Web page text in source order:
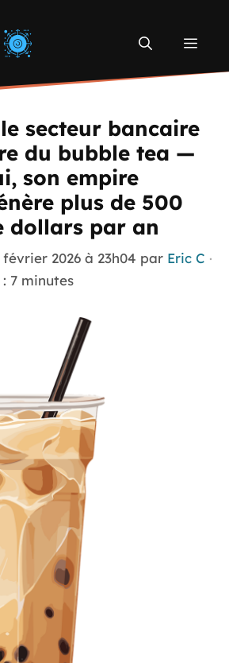
secteur bancaire
du bubble tea —
son empire
plus de 500
dollars par an
février 2026 à 23h04 par Eric C ·
7 minutes